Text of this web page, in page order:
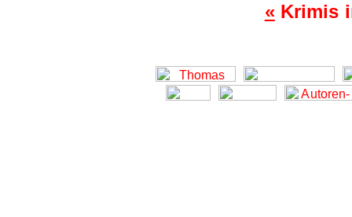
«Krimis